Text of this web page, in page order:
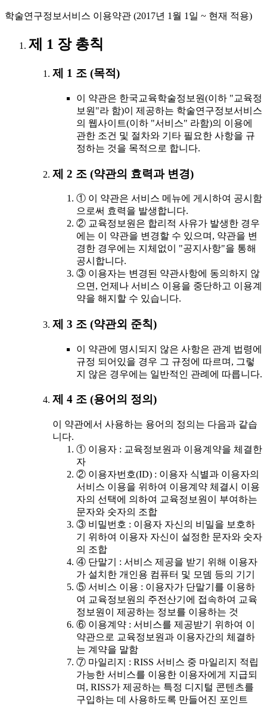
학술연구정보서비스 이용약관 (2017년 1월 1일 ~ 현재 적용)
제 1 장 총칙
제 1 조 (목적)
이 약관은 한국교육학술정보원(이하 "교육정
보원"라 함)이 제공하는 학술연구정보서비스
의 웹사이트(이하 "서비스" 라함)의 이용에
관한 조건 및 절차와 기타 필요한 사항을 규
정하는 것을 목적으로 합니다.
제 2 조 (약관의 효력과 변경)
① 이 약관은 서비스 메뉴에 게시하여 공시함
으로써 효력을 발생합니다.
② 교육정보원은 합리적 사유가 발생한 경우
에는 이 약관을 변경할 수 있으며, 약관을 변
경한 경우에는 지체없이 "공지사항"을 통해
공시합니다.
③ 이용자는 변경된 약관사항에 동의하지 않
으면, 언제나 서비스 이용을 중단하고 이용계
약을 해지할 수 있습니다.
제 3 조 (약관외 준칙)
이 약관에 명시되지 않은 사항은 관계 법령에
규정 되어있을 경우 그 규정에 따르며, 그렇
지 않은 경우에는 일반적인 관례에 따릅니다.
제 4 조 (용어의 정의)
이 약관에서 사용하는 용어의 정의는 다음과 같습
니다.
① 이용자 : 교육정보원과 이용계약을 체결한
자
② 이용자번호(ID) : 이용자 식별과 이용자의
서비스 이용을 위하여 이용계약 체결시 이용
자의 선택에 의하여 교육정보원이 부여하는
문자와 숫자의 조합
③ 비밀번호 : 이용자 자신의 비밀을 보호하
기 위하여 이용자 자신이 설정한 문자와 숫자
의 조합
④ 단말기 : 서비스 제공을 받기 위해 이용자
가 설치한 개인용 컴퓨터 및 모뎀 등의 기기
⑤ 서비스 이용 : 이용자가 단말기를 이용하
여 교육정보원의 주전산기에 접속하여 교육
정보원이 제공하는 정보를 이용하는 것
⑥ 이용계약 : 서비스를 제공받기 위하여 이
약관으로 교육정보원과 이용자간의 체결하
는 계약을 말함
⑦ 마일리지 : RISS 서비스 중 마일리지 적립
가능한 서비스를 이용한 이용자에게 지급되
며, RISS가 제공하는 특정 디지털 콘텐츠를
구입하는 데 사용하도록 만들어진 포인트